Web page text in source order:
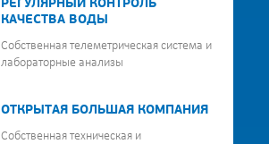
РЕГУЛЯРНЫЙ КОНТРОЛЬ
КАЧЕСТВА ВОДЫ
Собственная телеметрическая система и
лабораторные анализы
ОТКРЫТАЯ БОЛЬШАЯ КОМПАНИЯ
Собственная техническая и